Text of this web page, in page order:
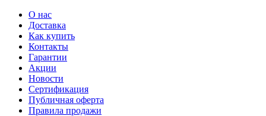
О нас
Доставка
Как купить
Контакты
Гарантии
Акции
Новости
Cертификация
Публичная оферта
Правила продажи